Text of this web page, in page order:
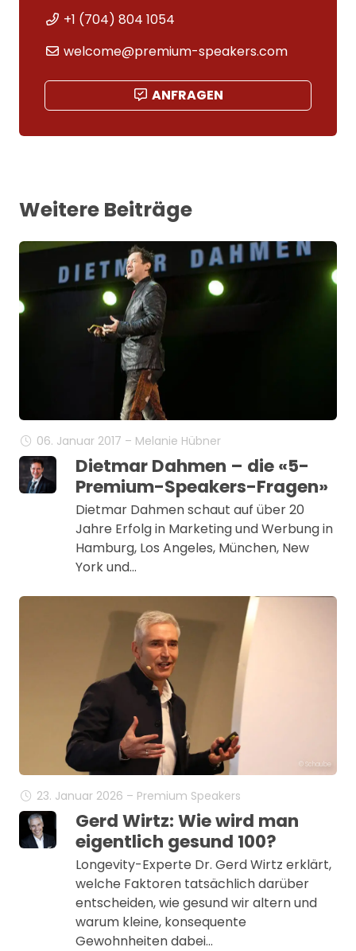
+1 (704) 804 1054
welcome@premium-speakers.com
ANFRAGEN
Weitere Beiträge
06. Januar 2017 – Melanie Hübner
Dietmar Dahmen – die «5-
Premium-Speakers-Fragen»
Dietmar Dahmen schaut auf über 20
Jahre Erfolg in Marketing und Werbung in
Hamburg, Los Angeles, München, New
York und…
© Schaube
23. Januar 2026 – Premium Speakers
Gerd Wirtz: Wie wird man
eigentlich gesund 100?
Longevity-Experte Dr. Gerd Wirtz erklärt,
welche Faktoren tatsächlich darüber
entscheiden, wie gesund wir altern und
warum kleine, konsequente
Gewohnheiten dabei…